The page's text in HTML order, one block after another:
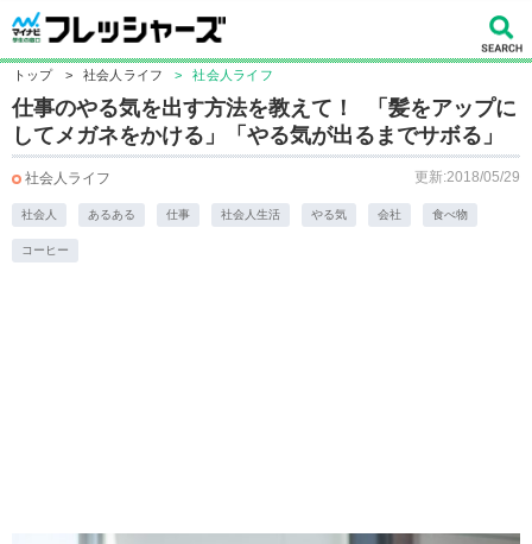
トップ > 社会人ライフ > 社会人ライフ
仕事のやる気を出す方法を教えて！ 「髪をアップに
してメガネをかける」「やる気が出るまでサボる」
社会人ライフ 更新:2018/05/29
社会人 あるある 仕事 社会人生活 やる気 会社 食べ物
コーヒー